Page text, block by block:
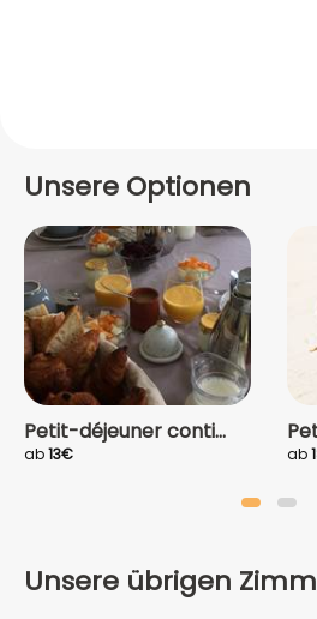
Unsere Optionen
Petit-déjeuner conti...
ab13€ ab
Unsere übrigen